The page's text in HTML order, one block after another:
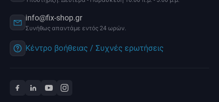
info@fix-shop.gr
Συνήθως απαντάμε εντός 24 ωρών.
Κέντρο βοήθειας / Συχνές ερωτήσεις